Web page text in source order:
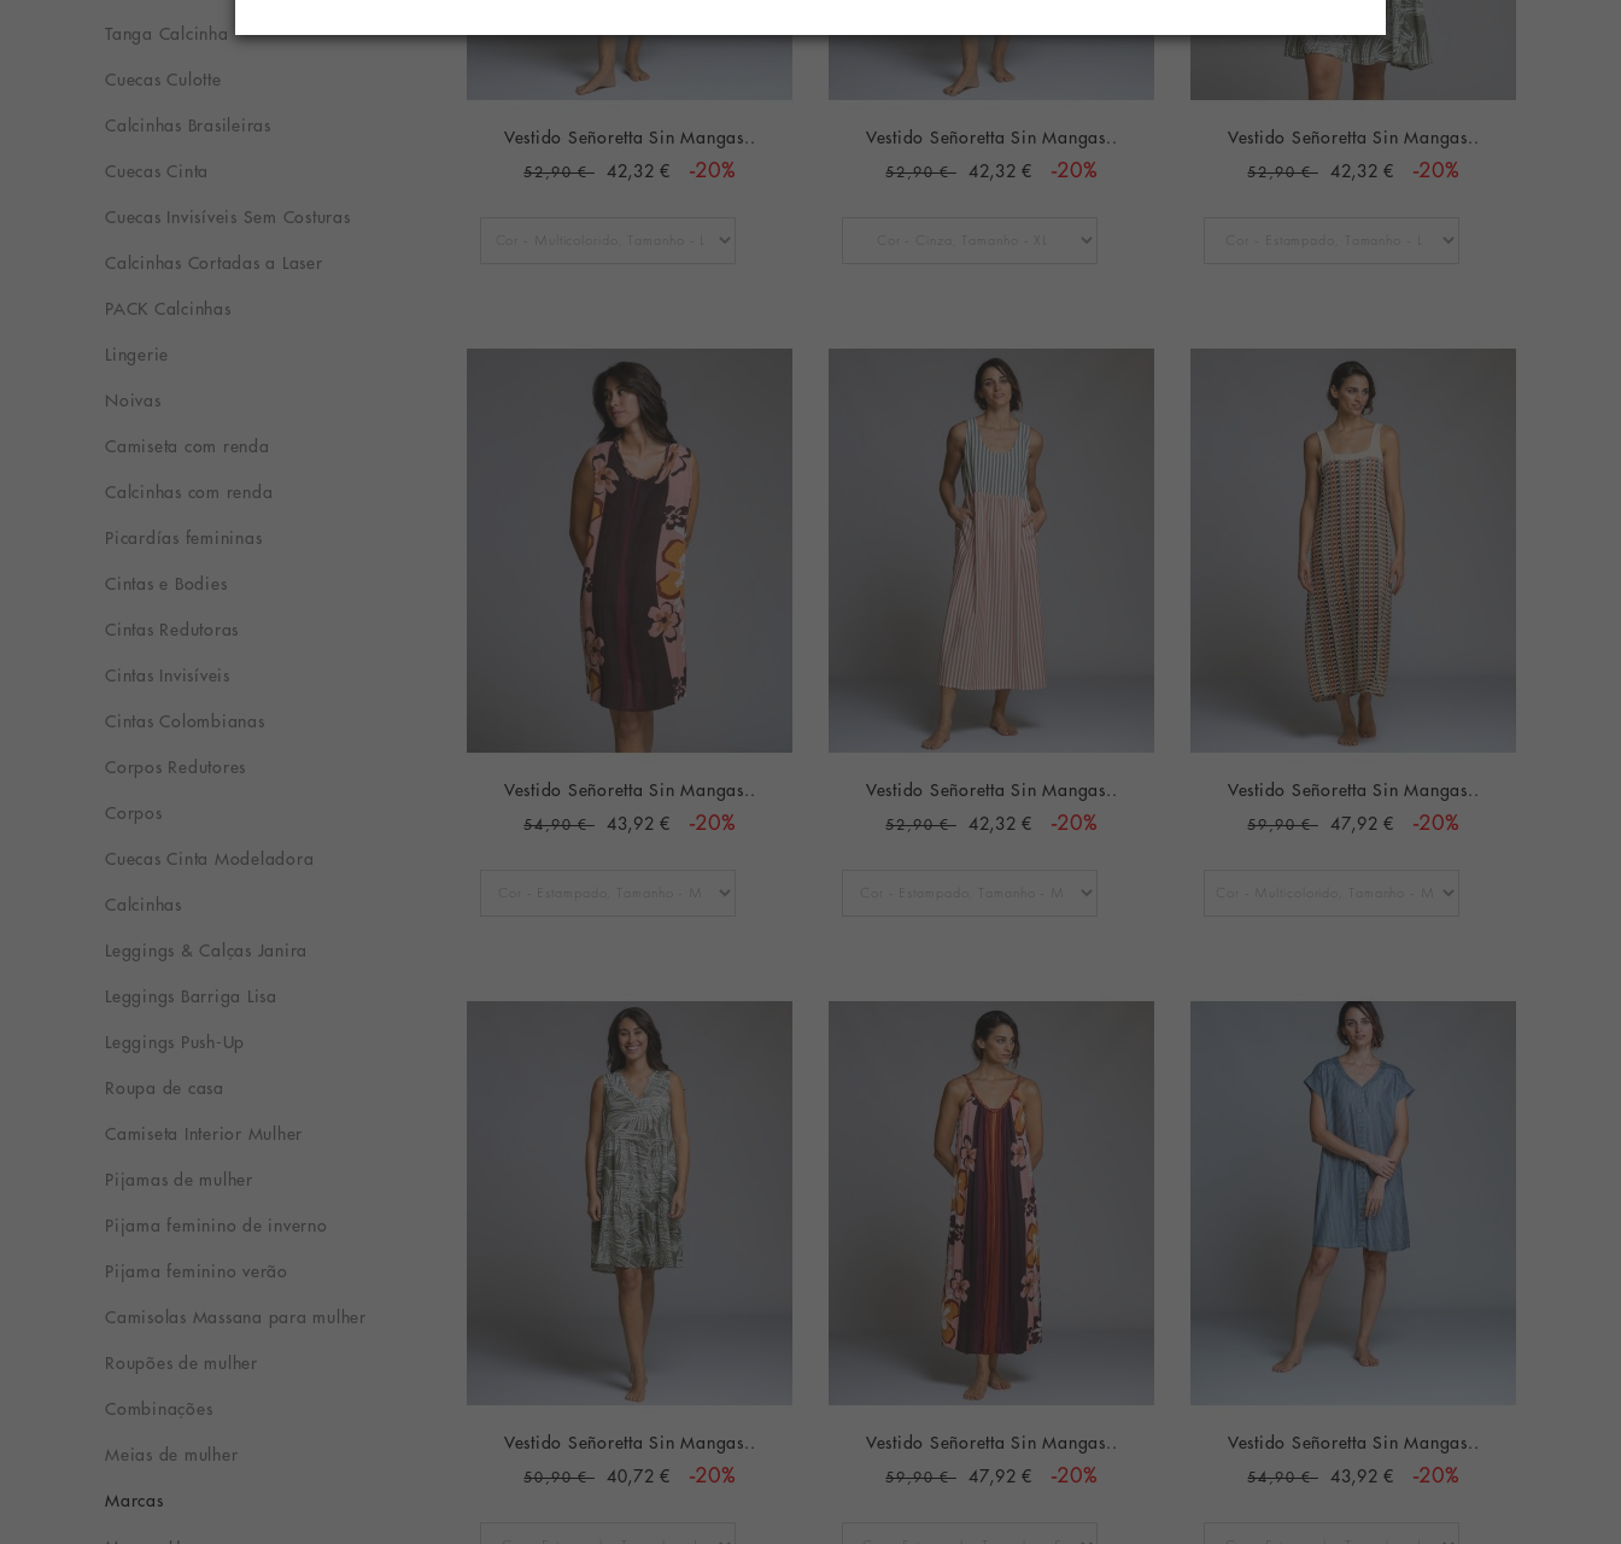
Tanga Calcinha
Cuecas Culotte
Calcinhas Brasileiras
Cuecas Cinta
Cuecas Invisíveis Sem Costuras
Calcinhas Cortadas a Laser
PACK Calcinhas
Lingerie
Noivas
Camiseta com renda
Calcinhas com renda
Picardías femininas
Cintas e Bodies
Cintas Redutoras
Cintas Invisíveis
Cintas Colombianas
Corpos Redutores
Corpos
Cuecas Cinta Modeladora
Calcinhas
Leggings & Calças Janira
Leggings Barriga Lisa
Leggings Push-Up
Roupa de casa
Camiseta Interior Mulher
Pijamas de mulher
Pijama feminino de inverno
Pijama feminino verão
Camisolas Massana para mulher
Roupões de mulher
Combinações
Meias de mulher
Marcas
Vestido Señoretta Sin Mangas..
52,90 € 42,32 € -20%
Vestido Señoretta Sin Mangas..
52,90 € 42,32 € -20%
Vestido Señoretta Sin Mangas..
52,90 € 42,32 € -20%
Vestido Señoretta Sin Mangas..
54,90 € 43,92 € -20%
Vestido Señoretta Sin Mangas..
52,90 € 42,32 € -20%
Vestido Señoretta Sin Mangas..
59,90 € 47,92 € -20%
Vestido Señoretta Sin Mangas..
50,90 € 40,72 € -20%
Vestido Señoretta Sin Mangas..
59,90 € 47,92 € -20%
Vestido Señoretta Sin Mangas..
54,90 € 43,92 € -20%